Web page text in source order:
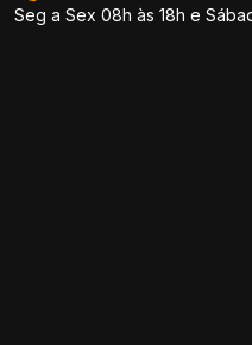
Seg a Sex 08h às 18h e